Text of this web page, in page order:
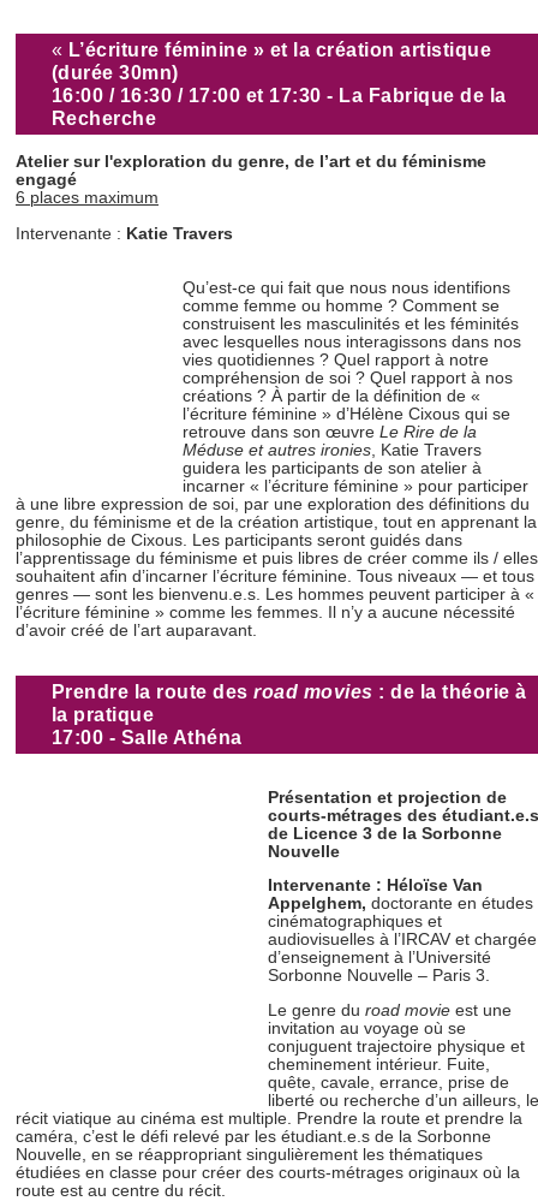
« L’écriture féminine » et la création artistique
(durée 30mn)
16:00 / 16:30 / 17:00 et 17:30 - La Fabrique de la
Recherche
Atelier sur l'exploration du genre, de l’art et du féminisme
engagé
6 places maximum
Intervenante : Katie Travers
Qu’est-ce qui fait que nous nous identifions
comme femme ou homme ? Comment se
construisent les masculinités et les féminités
avec lesquelles nous interagissons dans nos
vies quotidiennes ? Quel rapport à notre
compréhension de soi ? Quel rapport à nos
créations ? À partir de la définition de «
l’écriture féminine » d’Hélène Cixous qui se
retrouve dans son œuvre Le Rire de la
Méduse et autres ironies, Katie Travers
guidera les participants de son atelier à
incarner « l’écriture féminine » pour participer
à une libre expression de soi, par une exploration des définitions du
genre, du féminisme et de la création artistique, tout en apprenant la
philosophie de Cixous. Les participants seront guidés dans
l’apprentissage du féminisme et puis libres de créer comme ils / elles
souhaitent afin d’incarner l’écriture féminine. Tous niveaux — et tous
genres — sont les bienvenu.e.s. Les hommes peuvent participer à «
l’écriture féminine » comme les femmes. Il n’y a aucune nécessité
d’avoir créé de l’art auparavant.
Prendre la route desroad movies : de la théorie à
la pratique
17:00 - Salle Athéna
Présentation et projection de
courts-métrages des étudiant.e.s
de Licence 3 de la Sorbonne
Nouvelle
Intervenante : Héloïse Van
Appelghem, doctorante en études
cinématographiques et
audiovisuelles à l’IRCAV et chargée
d’enseignement à l’Université
Sorbonne Nouvelle – Paris 3.
Le genre du road movie est une
invitation au voyage où se
conjuguent trajectoire physique et
cheminement intérieur. Fuite,
quête, cavale, errance, prise de
liberté ou recherche d’un ailleurs, le
récit viatique au cinéma est multiple. Prendre la route et prendre la
caméra, c’est le défi relevé par les étudiant.e.s de la Sorbonne
Nouvelle, en se réappropriant singulièrement les thématiques
étudiées en classe pour créer des courts-métrages originaux où la
route est au centre du récit.